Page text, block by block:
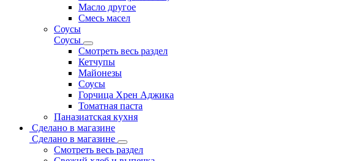
Масло другое
Смесь масел
Соусы
Соусы
Смотреть весь раздел
Кетчупы
Майонезы
Соусы
Горчица Хрен Аджика
Томатная паста
Паназиатская кухня
Сделано в магазине
Сделано в магазине
Смотреть весь раздел